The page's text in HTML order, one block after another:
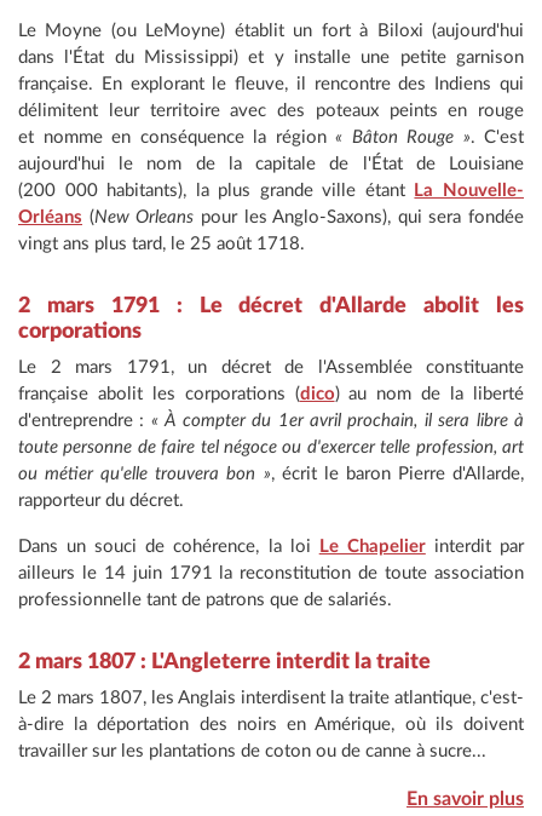
Le Moyne (ou LeMoyne) établit un fort à Biloxi (aujourd'hui
dans l'État du Mississippi) et y installe une petite garnison
française. En explorant le fleuve, il rencontre des Indiens qui
délimitent leur territoire avec des poteaux peints en rouge
et nomme en conséquence la région « Bâton Rouge ». C'est
aujourd'hui le nom de la capitale de l'État de Louisiane
(200 000 habitants), la plus grande ville étant
La Nouvelle-
Orléans (New Orleans pour les Anglo-Saxons), qui sera fondée
vingt ans plus tard, le 25 août 1718.
2 mars 1791 : Le décret d'Allarde abolit les
corporations
Le 2 mars 1791, un décret de l'Assemblée constituante
française abolit les corporations (dico) au nom de la liberté
d'entreprendre : « À compter du 1er avril prochain, il sera libre à
toute personne de faire tel négoce ou d'exercer telle profession, art
ou métier qu'elle trouvera bon », écrit le baron Pierre d'Allarde,
rapporteur du décret.
Dans un souci de cohérence, la loi Le Chapelierinterdit par
ailleurs le 14 juin 1791 la reconstitution de toute association
professionnelle tant de patrons que de salariés.
2 mars 1807 : L'Angleterre interdit la traite
Le 2 mars 1807, les Anglais interdisent la traite atlantique, c'est-
à-dire la déportation des noirs en Amérique, où ils doivent
travailler sur les plantations de coton ou de canne à sucre...
En savoir plus